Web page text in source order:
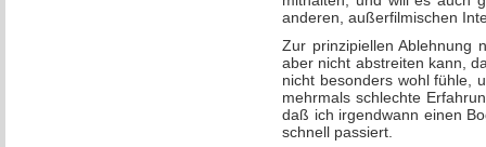
anderen, außerfilmischen
Zur prinzipiellen Ablehnung
aber nicht abstreiten kann,
nicht besonders wohl fühle,
mehrmals schlechte
daß ich irgendwann einen
schnell passiert.